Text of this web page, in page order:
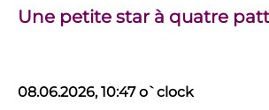
Une petite star à quatre
08.06.2026, 10:47 o`clock